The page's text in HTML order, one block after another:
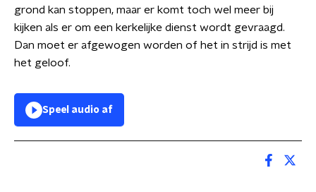
grond kan stoppen, maar er komt toch wel meer bij
kijken als er om een kerkelijke dienst wordt gevraagd.
Dan moet er afgewogen worden of het in strijd is met
het geloof.
Speel audio af